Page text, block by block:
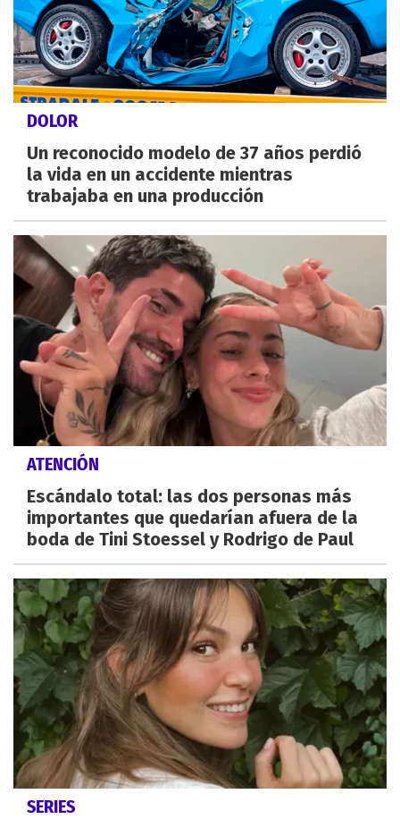
DOLOR
Un reconocido modelo de 37 años perdió
la vida en un accidente mientras
trabajaba en una producción
ATENCIÓN
Escándalo total: las dos personas más
importantes que quedarían afuera de la
boda de Tini Stoessel y Rodrigo de Paul
SERIES